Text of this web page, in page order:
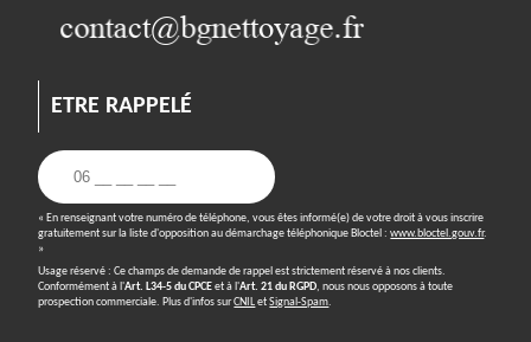
ETRE RAPPELÉ
« En renseignant votre numéro de téléphone, vous êtes informé(e) de votre droit à vous inscrire
gratuitement sur la liste d'opposition au démarchage téléphonique Bloctel :www.bloctel.gouv.fr.
»
Usage réservé : Ce champs de demande de rappel est strictement réservé à nos clients.
Conformément à l'Art. L34-5 du CPCEet à l'Art. 21 du RGPD, nous nous opposons à toute
prospection commerciale. Plus d'infos surCNILetSignal-Spam.